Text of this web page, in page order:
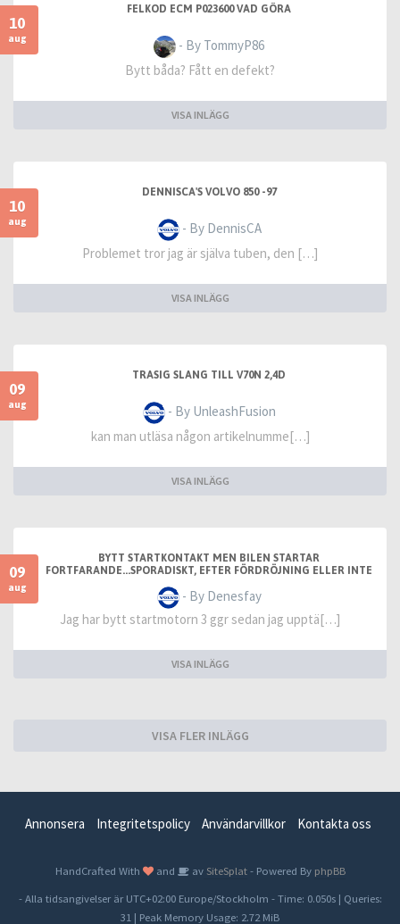
10
aug
FELKOD ECM P023600 VAD GÖRA
- By TommyP86
Bytt båda? Fått en defekt?
VISA INLÄGG
10
aug
DENNISCA'S VOLVO 850 -97
- By DennisCA
Problemet tror jag är själva tuben, den […]
VISA INLÄGG
09
aug
TRASIG SLANG TILL V70N 2,4D
- By UnleashFusion
kan man utläsa någon artikelnumme[…]
VISA INLÄGG
09
aug
BYTT STARTKONTAKT MEN BILEN STARTAR
FORTFARANDE...SPORADISKT, EFTER FÖRDRÖJNING ELLER INTE
- By Denesfay
Jag har bytt startmotorn 3 ggr sedan jag upptä[…]
VISA INLÄGG
VISA FLER INLÄGG
Annonsera Integritetspolicy Användarvillkor Kontakta oss
HandCrafted With and avSiteSplat- Powered By phpBB
- Alla tidsangivelser är UTC+02:00 Europe/Stockholm - Time: 0.050s| Queries:
31 | Peak Memory Usage: 2.72 MiB